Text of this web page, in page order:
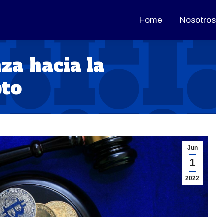
Home Nosotros
hacia la
Jun
1
2022
Home Nosotros